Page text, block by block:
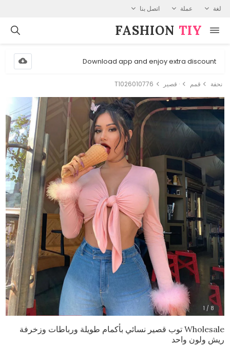
لغة عملة اتصل بنا
FASHION⁠ TIY
Download app and enjoy extra discount
نحفة قمم · قصير T1026010776
1 / 8
Wholesale توب قصير نسائي بأكمام طويلة ورباطات وزخرفة
ريش ولون واحد